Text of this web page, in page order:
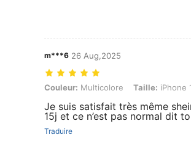
m***6 26 Aug,2025
Couleur: Multicolore, Taille: iPhone 12 Pro
Couleur: Multicolore Taille: iPhone
Je suis satisfait très même
15j et ce n’est pas normal dit
Traduire